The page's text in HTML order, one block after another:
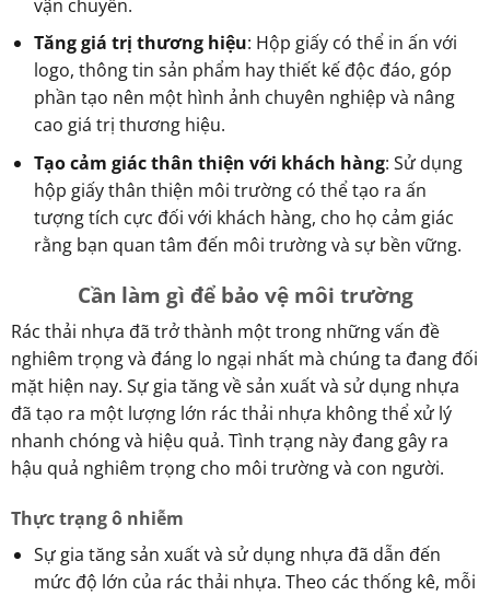
vận chuyển.
Tăng giá trị thương hiệu: Hộp giấy có thể in ấn với
logo, thông tin sản phẩm hay thiết kế độc đáo, góp
phần tạo nên một hình ảnh chuyên nghiệp và nâng
cao giá trị thương hiệu.
Tạo cảm giác thân thiện với khách hàng: Sử dụng
hộp giấy thân thiện môi trường có thể tạo ra ấn
tượng tích cực đối với khách hàng, cho họ cảm giác
rằng bạn quan tâm đến môi trường và sự bền vững.
Cần làm gì để bảo vệ môi trường
Rác thải nhựa đã trở thành một trong những vấn đề
nghiêm trọng và đáng lo ngại nhất mà chúng ta đang đối
mặt hiện nay. Sự gia tăng về sản xuất và sử dụng nhựa
đã tạo ra một lượng lớn rác thải nhựa không thể xử lý
nhanh chóng và hiệu quả. Tình trạng này đang gây ra
hậu quả nghiêm trọng cho môi trường và con người.
Thực trạng ô nhiễm
Sự gia tăng sản xuất và sử dụng nhựa đã dẫn đến
mức độ lớn của rác thải nhựa. Theo các thống kê, mỗi